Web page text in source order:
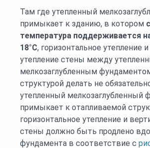
Там где утепленный
примыкает к зданию, в котором
температура поддерживается
18°C, горизонтальное утепление
утепление стены между
мелкозаглубленным
структурой делать не
утепленный мелкозаглубленный
примыкает к отапливаемой
горизонтальное утепление и
стены должно быть продлено
фундамента в соответствие с